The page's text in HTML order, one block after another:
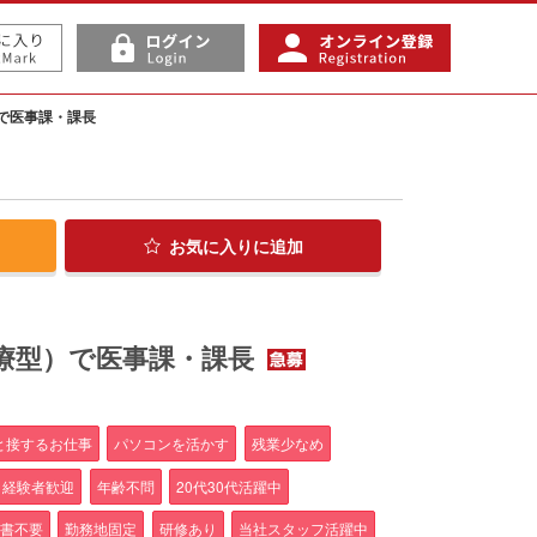
医事課・課長
お気に入り に追加
）で医事課・課長
接するお仕事 パソコンを活かす 残業少なめ
経験者歓迎 年齢不問 20代30代活躍中
不要 勤務地固定 研修あり 当社スタッフ活躍中